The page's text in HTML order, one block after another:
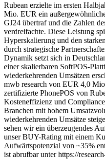
Rubean erzielte im ersten
Mio. EUR ein
GJ24 übertraf und die Zahlen
verdreifachte. Diese Leistung
Hyperskalierung und den
durch strategische
Dynamik setzt sich in
einer skalierbaren SoftPOS-
wiederkehrenden Umsätzen
mwb research von EUR 4,0
zertifizierte PhonePOS von
Kosteneffizienz und
Branchen mit hohem
wiederkehrenden Umsätze
sehen wir ein überzeugendes
unser BUY-Rating mit einem
Aufwärtspotenzial von ~35%
ist abrufbar unter https://